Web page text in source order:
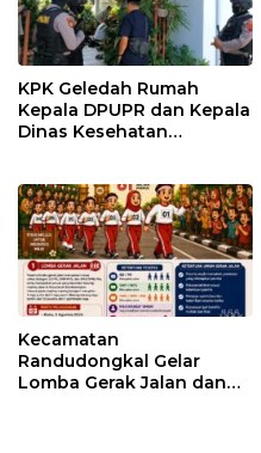
KPK Geledah Rumah
Kepala DPUPR dan Kepala
Dinas Kesehatan
Kecamatan
Randudongkal Gelar
Lomba Gerak Jalan dan